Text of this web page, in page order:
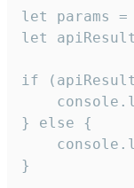
let params
let
if
} else {
}